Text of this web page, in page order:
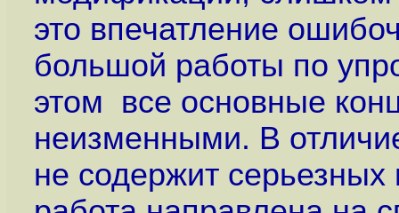
это впечатление
большой работы по
этом все основные
неизменными. В
не содержит